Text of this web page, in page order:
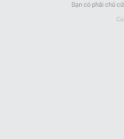
Bạn có phải chủ